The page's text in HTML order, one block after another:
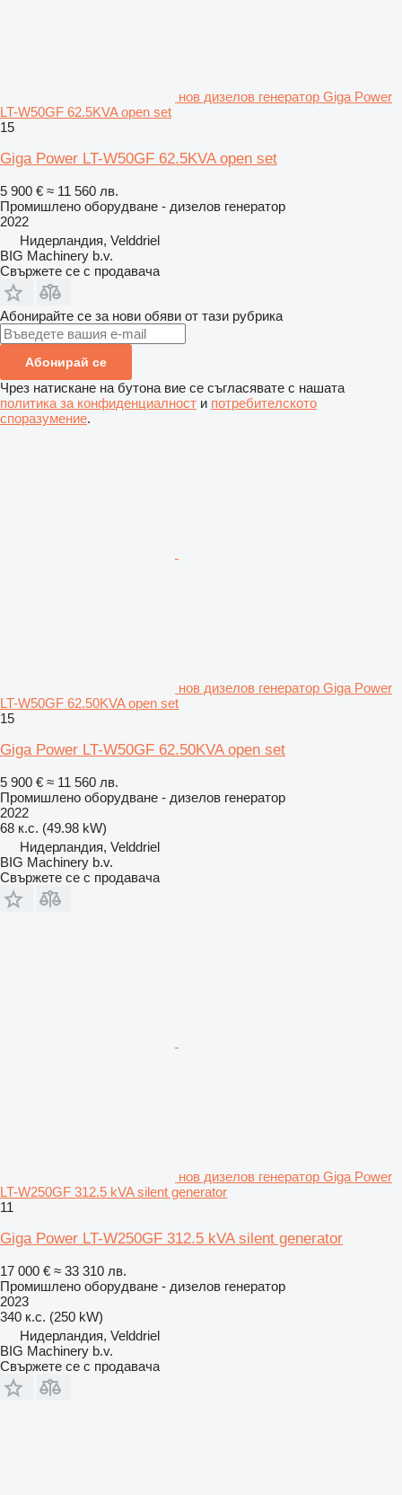
нов дизелов генератор Giga Power
LT-W50GF 62.5KVA open set
15
Giga Power LT-W50GF 62.5KVA open set
5 900 € ≈ 11 560 лв.
Промишлено оборудване - дизелов генератор
2022
Нидерландия, Velddriel
BIG Machinery b.v.
Свържете се с продавача
Абонирайте се за нови обяви от тази рубрика
Абонирай се
Чрез натискане на бутона вие се съгласявате с нашата
политика за конфиденциалност и потребителското
споразумение.
нов дизелов генератор Giga Power
LT-W50GF 62.50KVA open set
15
Giga Power LT-W50GF 62.50KVA open set
5 900 € ≈ 11 560 лв.
Промишлено оборудване - дизелов генератор
2022
68 к.с. (49.98 kW)
Нидерландия, Velddriel
BIG Machinery b.v.
Свържете се с продавача
нов дизелов генератор Giga Power
LT-W250GF 312.5 kVA silent generator
11
Giga Power LT-W250GF 312.5 kVA silent generator
17 000 € ≈ 33 310 лв.
Промишлено оборудване - дизелов генератор
2023
340 к.с. (250 kW)
Нидерландия, Velddriel
BIG Machinery b.v.
Свържете се с продавача